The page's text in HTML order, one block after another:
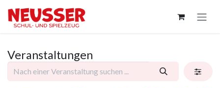
Veranstaltungen